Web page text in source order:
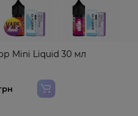
Mini Liquid 30 мл